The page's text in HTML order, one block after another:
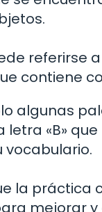
referirse
contiene
algunas
letra «B»
la práctica
mejorar